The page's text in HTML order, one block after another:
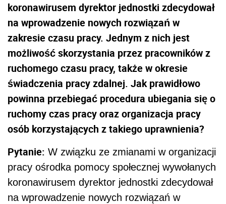
koronawirusem dyrektor jednostki zdecydował
na wprowadzenie nowych rozwiązań w
zakresie czasu pracy. Jednym z nich jest
możliwość skorzystania przez pracowników z
ruchomego czasu pracy, także w okresie
świadczenia pracy zdalnej. Jak prawidłowo
powinna przebiegać procedura ubiegania się o
ruchomy czas pracy oraz organizacja pracy
osób korzystających z takiego uprawnienia?
Pytanie: W związku ze zmianami w organizacji
pracy ośrodka pomocy społecznej wywołanych
koronawirusem dyrektor jednostki zdecydował
na wprowadzenie nowych rozwiązań w